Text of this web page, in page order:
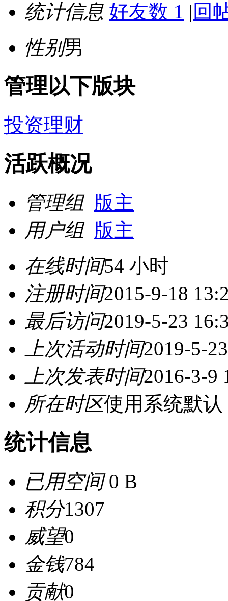
统计信息 好友数 1 | 回
性别男
管理以下版块
投资理财
活跃概况
管理组 版主
用户组 版主
在线时间54 小时
注册时间2015-9-18
最后访问2019-5-23
上次活动时间2019-5-
上次发表时间2016-3-9
所在时区使用系统默认
统计信息
已用空间0 B
积分1307
威望0
金钱784
贡献0